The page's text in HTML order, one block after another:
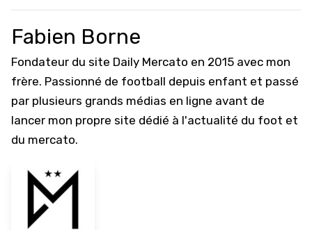
Fabien Borne
Fondateur du site Daily Mercato en 2015 avec mon
frère. Passionné de football depuis enfant et passé
par plusieurs grands médias en ligne avant de
lancer mon propre site dédié à l'actualité du foot et
du mercato.